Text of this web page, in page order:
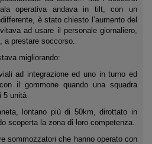
operativa andava in tilt, con un
è stato chiesto l’aumento del
ad usare il personale giornaliero,
a prestare soccorso.
migliorando:
ad integrazione ed uno in turno ed
il gommone quando una squadra
5 unità
lontano più di 50km, dirottato in
scoperta la zona di loro competenza.
sommozzatori che hanno operato con